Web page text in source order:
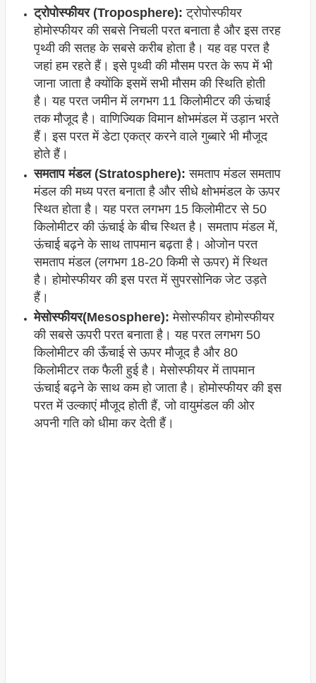
ट्रोपोस्फीयर (Troposphere): ट्रोपोस्फीयर
होमोस्फीयर की सबसे निचली परत बनाता है और इस तरह
पृथ्वी की सतह के सबसे करीब होता है। यह वह परत है
जहां हम रहते हैं। इसे पृथ्वी की मौसम परत के रूप में भी
जाना जाता है क्योंकि इसमें सभी मौसम की स्थिति होती
है। यह परत जमीन में लगभग 11 किलोमीटर की ऊंचाई
तक मौजूद है। वाणिज्यिक विमान क्षोभमंडल में उड़ान भरते
हैं। इस परत में डेटा एकत्र करने वाले गुब्बारे भी मौजूद
होते हैं।
समताप मंडल (Stratosphere): समताप मंडल समताप
मंडल की मध्य परत बनाता है और सीधे क्षोभमंडल के ऊपर
स्थित होता है। यह परत लगभग 15 किलोमीटर से 50
किलोमीटर की ऊंचाई के बीच स्थित है। समताप मंडल में,
ऊंचाई बढ़ने के साथ तापमान बढ़ता है। ओजोन परत
समताप मंडल (लगभग 18-20 किमी से ऊपर) में स्थित
है। होमोस्फीयर की इस परत में सुपरसोनिक जेट उड़ते
हैं।
मेसोस्फीयर(Mesosphere): मेसोस्फीयर होमोस्फीयर
की सबसे ऊपरी परत बनाता है। यह परत लगभग 50
किलोमीटर की ऊँचाई से ऊपर मौजूद है और 80
किलोमीटर तक फैली हुई है। मेसोस्फीयर में तापमान
ऊंचाई बढ़ने के साथ कम हो जाता है। होमोस्फीयर की इस
परत में उल्काएं मौजूद होती हैं, जो वायुमंडल की ओर
अपनी गति को धीमा कर देती हैं।